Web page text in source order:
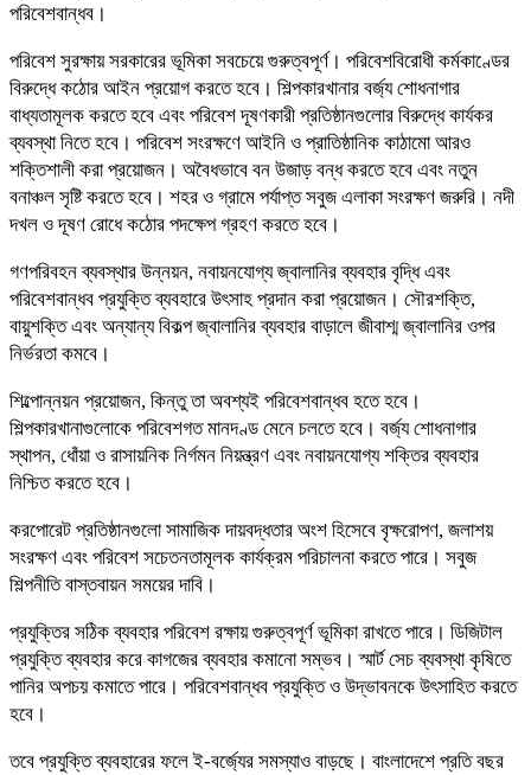
পরিবেশবান্ধব।
পরিবেশ সুরক্ষায় সরকারের ভূমিকা সবচেয়ে গুরুত্বপূর্ণ। পরিবেশবিরোধী কর্মকাণ্ডের
বিরুদ্ধে কঠোর আইন প্রয়োগ করতে হবে। শিল্পকারখানার বর্জ্য শোধনাগার
বাধ্যতামূলক করতে হবে এবং পরিবেশ দূষণকারী প্রতিষ্ঠানগুলোর বিরুদ্ধে কার্যকর
ব্যবস্থা নিতে হবে। পরিবেশ সংরক্ষণে আইনি ও প্রাতিষ্ঠানিক কাঠামো আরও
শক্তিশালী করা প্রয়োজন। অবৈধভাবে বন উজাড় বন্ধ করতে হবে এবং নতুন
বনাঞ্চল সৃষ্টি করতে হবে। শহর ও গ্রামে পর্যাপ্ত সবুজ এলাকা সংরক্ষণ জরুরি। নদী
দখল ও দূষণ রোধে কঠোর পদক্ষেপ গ্রহণ করতে হবে।
গণপরিবহন ব্যবস্থার উন্নয়ন, নবায়নযোগ্য জ্বালানির ব্যবহার বৃদ্ধি এবং
পরিবেশবান্ধব প্রযুক্তি ব্যবহারে উৎসাহ প্রদান করা প্রয়োজন। সৌরশক্তি,
বায়ুশক্তি এবং অন্যান্য বিকল্প জ্বালানির ব্যবহার বাড়ালে জীবাশ্ম জ্বালানির ওপর
নির্ভরতা কমবে।
শিল্পোন্নয়ন প্রয়োজন, কিন্তু তা অবশ্যই পরিবেশবান্ধব হতে হবে।
শিল্পকারখানাগুলোকে পরিবেশগত মানদণ্ড মেনে চলতে হবে। বর্জ্য শোধনাগার
স্থাপন, ধোঁয়া ও রাসায়নিক নির্গমন নিয়ন্ত্রণ এবং নবায়নযোগ্য শক্তির ব্যবহার
নিশ্চিত করতে হবে।
করপোরেট প্রতিষ্ঠানগুলো সামাজিক দায়বদ্ধতার অংশ হিসেবে বৃক্ষরোপণ, জলাশয়
সংরক্ষণ এবং পরিবেশ সচেতনতামূলক কার্যক্রম পরিচালনা করতে পারে। সবুজ
শিল্পনীতি বাস্তবায়ন সময়ের দাবি।
প্রযুক্তির সঠিক ব্যবহার পরিবেশ রক্ষায় গুরুত্বপূর্ণ ভূমিকা রাখতে পারে। ডিজিটাল
প্রযুক্তি ব্যবহার করে কাগজের ব্যবহার কমানো সম্ভব। স্মার্ট সেচ ব্যবস্থা কৃষিতে
পানির অপচয় কমাতে পারে। পরিবেশবান্ধব প্রযুক্তি ও উদ্ভাবনকে উৎসাহিত করতে
হবে।
তবে প্রযুক্তি ব্যবহারের ফলে ই-বর্জ্যের সমস্যাও বাড়ছে। বাংলাদেশে প্রতি বছর